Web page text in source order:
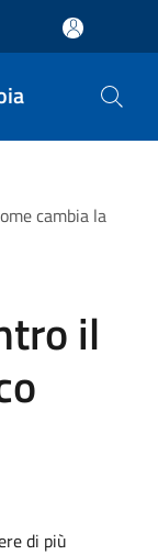
cambia la
il
di più